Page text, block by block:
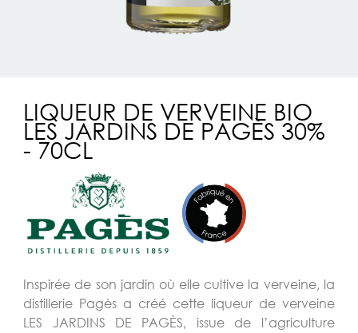
LIQUEUR DE VERVEINE BIO
LES JARDINS DE PAGÈS 30%
- 70CL
Inspirée de son jardin où elle cultive la verveine, la
distillerie Pagès a créé cette liqueur de verveine
LES JARDINS DE PAGÈS, issue de l’agriculture